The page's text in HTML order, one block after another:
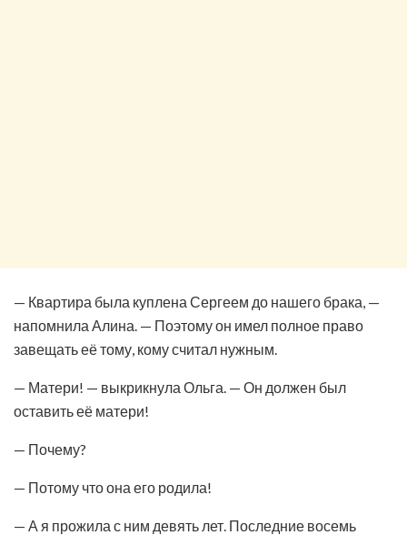
— Квартира была куплена Сергеем до нашего брака, —
напомнила Алина. — Поэтому он имел полное право
завещать её тому, кому считал нужным.
— Матери! — выкрикнула Ольга. — Он должен был
оставить её матери!
— Почему?
— Потому что она его родила!
— А я прожила с ним девять лет. Последние восемь